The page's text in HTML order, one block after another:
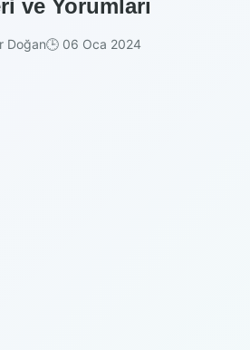
ve Yorumları
Doğan🕒 06 Oca 2024